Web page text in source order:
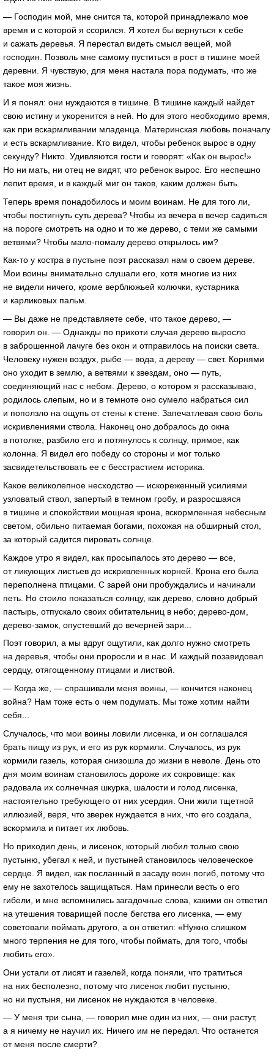
— Господин мой, мне снится та, которой принадлежало мое
время и с которой я ссорился. Я хотел бы вернуться к себе
и сажать деревья. Я перестал видеть смысл вещей, мой
господин. Позволь мне самому пуститься в рост в тишине моей
деревни. Я чувствую, для меня настала пора подумать, что же
такое моя жизнь.
И я понял: они нуждаются в тишине. В тишине каждый найдет
свою истину и укоренится в ней. Но для этого необходимо время,
как при вскармливании младенца. Материнская любовь поначалу
и есть вскармливание. Кто видел, чтобы ребенок вырос в одну
секунду? Никто. Удивляются гости и говорят: «Как он вырос!»
Но ни мать, ни отец не видят, что ребенок вырос. Его неспешно
лепит время, и в каждый миг он таков, каким должен быть.
Теперь время понадобилось и моим воинам. Не для того ли,
чтобы постигнуть суть дерева? Чтобы из вечера в вечер садиться
на пороге смотреть на одно и то же дерево, с теми же самыми
ветвями? Чтобы мало-помалу дерево открылось им?
Как-то у костра в пустыне поэт рассказал нам о своем дереве.
Мои воины внимательно слушали его, хотя многие из них
не видели ничего, кроме верблюжьей колючки, кустарника
и карликовых пальм.
— Вы даже не представляете себе, что такое дерево, —
говорил он. — Однажды по прихоти случая дерево выросло
в заброшенной лачуге без окон и отправилось на поиски света.
Человеку нужен воздух, рыбе — вода, а дереву — свет. Корнями
оно уходит в землю, а ветвями к звездам, оно — путь,
соединяющий нас с небом. Дерево, о котором я рассказываю,
родилось слепым, но и в темноте оно сумело набраться сил
и поползло на ощупь от стены к стене. Запечатлевая свою боль
искривлениями ствола. Наконец оно добралось до окна
в потолке, разбило его и потянулось к солнцу, прямое, как
колонна. Я видел его победу со стороны и мог только
засвидетельствовать ее с бесстрастием историка.
Какое великолепное несходство — искореженный усилиями
узловатый ствол, запертый в темном гробу, и разросшаяся
в тишине и спокойствии мощная крона, вскормленная небесным
светом, обильно питаемая богами, похожая на обширный стол,
за который садится пировать солнце.
Каждое утро я видел, как просыпалось это дерево — все,
от ликующих листьев до искривленных корней. Крона его была
переполнена птицами. С зарей они пробуждались и начинали
петь. Но стоило показаться солнцу, как дерево, словно добрый
пастырь, отпускало своих обитательниц в небо; дерево-дом,
дерево-замок, опустевший до вечерней зари...
Поэт говорил, а мы вдруг ощутили, как долго нужно смотреть
на деревья, чтобы они проросли и в нас. И каждый позавидовал
сердцу, отягощенному птицами и листвой.
— Когда же, — спрашивали меня воины, — кончится наконец
война? Нам тоже есть о чем подумать. Мы тоже хотим найти
себя...
Случалось, что мои воины ловили лисенка, и он соглашался
брать пищу из рук, и его из рук кормили. Случалось, из рук
кормили газель, которая снизошла до жизни в неволе. День ото
дня моим воинам становилось дороже их сокровище: как
радовала их солнечная шкурка, шалости и голод лисенка,
настоятельно требующего от них усердия. Они жили тщетной
иллюзией, веря, что зверек нуждается в них, что его создала,
вскормила и питает их любовь.
Но приходил день, и лисенок, который любил только свою
пустыню, убегал к ней, и пустыней становилось человеческое
сердце. Я видел, как посланный в засаду воин погиб, потому что
ему не захотелось защищаться. Нам принесли весть о его
гибели, и мне вспомнились загадочные слова, какими он ответил
на утешения товарищей после бегства его лисенка, — ему
советовали поймать другого, а он ответил: «Нужно слишком
много терпения не для того, чтобы поймать, для того, чтобы
любить его».
Они устали от лисят и газелей, когда поняли, что тратиться
на них бесполезно, потому что лисенок любит пустыню,
но ни пустыня, ни лисенок не нуждаются в человеке.
— У меня три сына, — говорил мне один из них, — они растут,
а я ничему не научил их. Ничего им не передал. Что останется
от меня после смерти?